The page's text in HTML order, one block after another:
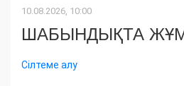
10.08.2026, 10:00
ШАБЫНДЫҚТА
Сілтеме алу